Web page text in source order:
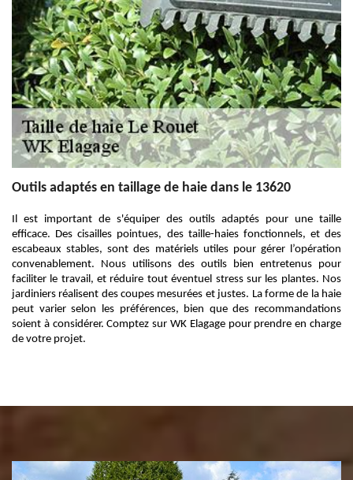
Outils adaptés en taillage de haie dans le 13620
Il est important de s'équiper des outils adaptés pour une taille
efficace. Des cisailles pointues, des taille-haies fonctionnels, et des
escabeaux stables, sont des matériels utiles pour gérer l’opération
convenablement. Nous utilisons des outils bien entretenus pour
faciliter le travail, et réduire tout éventuel stress sur les plantes. Nos
jardiniers réalisent des coupes mesurées et justes. La forme de la haie
peut varier selon les préférences, bien que des recommandations
soient à considérer. Comptez sur WK Elagage pour prendre en charge
de votre projet.